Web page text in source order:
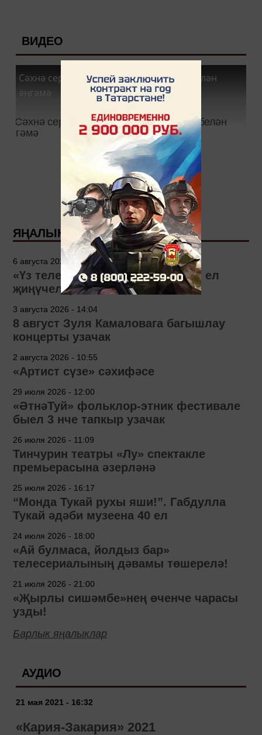
ВИДЕО
Сәхнә сере - Зөлфия Нигъмәтҗанова белән
әңгәмә
ЯҢАЛЫКЛАР
6 августа 2026 - 15:00
«Үз телем» бәйгесенең 2026 нчы ел
җиңүчеләре билгеле!
3 августа 2026 - 14:04
8 август Зуля Камаловага багышлау
концерты узачак
2 августа 2026 - 10:55
«Артист сүзе» сәхифәсе
29 июля 2026 - 12:00
«ӘтнәТуй» фольклор-этник фестивале
быел 3 нче тапкыр узачак
26 июля 2026 - 11:09
Тинчурин театры «Лу» спектакле
премьерасына әзерләнә
25 июля 2026 - 16:17
“Монда Тукай рухы яши!”. Габдулла
Тукай әдәби музеена 40 ел
24 июля 2026 - 18:00
«Ай булмаса, йолдыз бар»
телесериалының дәвамы төшерелә!
21 июля 2026 - 21:00
«Җырлы сишәмбе»нең өченче чарасы
узды!
Барлык яңалыклар
АУДИО
21 мая 2021 - 16:32
«Кария-Закария» 2021